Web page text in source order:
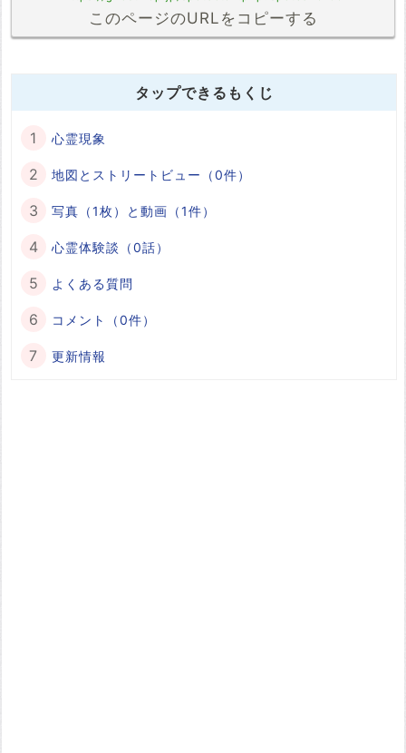
このページのURLをコピーする
タップできるもくじ
心霊現象
地図とストリートビュー（0件）
写真（1枚）と動画（1件）
心霊体験談（0話）
よくある質問
コメント（0件）
更新情報